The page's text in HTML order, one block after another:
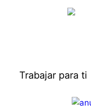
Trabajar para ti